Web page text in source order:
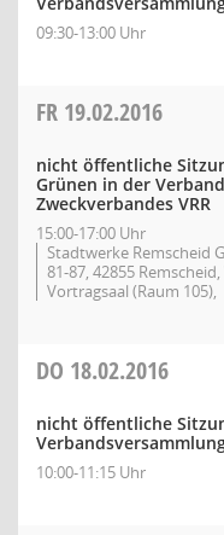
09:30-13:00 Uhr
FR 19.02.2016
nicht öffentliche
Grünen in der
Zweckverbandes VRR
15:00-17:00 Uhr
Stadtwerke Remscheid
81-87, 42855
Vortragsaal (Raum 105),
DO 18.02.2016
nicht öffentliche
10:00-11:15 Uhr